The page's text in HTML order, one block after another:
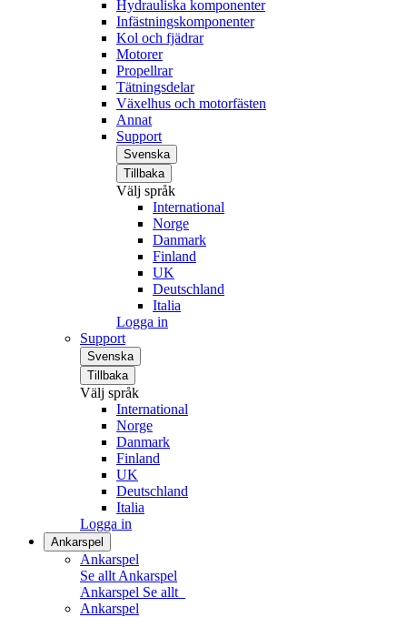
Hydrauliska komponenter
Infästningskomponenter
Kol och fjädrar
Motorer
Propellrar
Tätningsdelar
Växelhus och motorfästen
Annat
Support
Svenska
Tillbaka
Välj språk
International
Norge
Danmark
Finland
UK
Deutschland
Italia
Logga in
Support
Svenska
Tillbaka
Välj språk
International
Norge
Danmark
Finland
UK
Deutschland
Italia
Logga in
Ankarspel
Ankarspel
Se allt Ankarspel
Ankarspel Se allt
Ankarspel